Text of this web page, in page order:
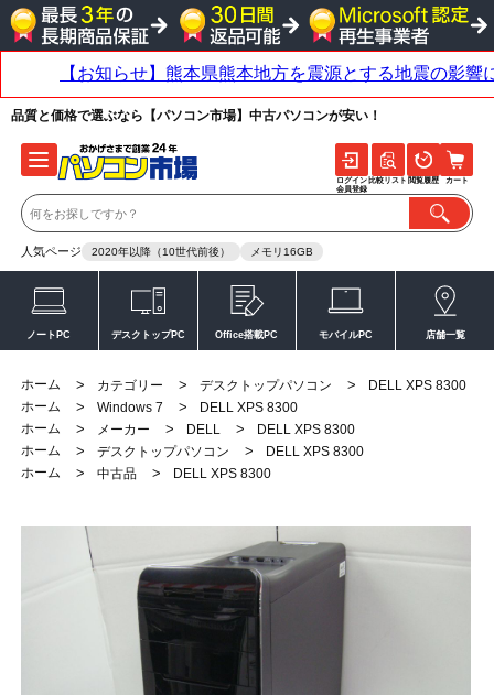
品質と価格で選ぶなら【パソコン市場】中古パソコンが安い！
人気ページ 2020年以降（10世代前後） メモリ16GB
ログイン
会員登録
比較リスト 閲覧履歴 カート
ノートPC デスクトップPC Office搭載PC モバイルPC 店舗一覧
ホーム > カテゴリー > デスクトップパソコン >
DELL XPS 8300
ホーム
> Windows 7 >
DELL XPS 8300
ホーム
> メーカー > DELL >
DELL XPS 8300
ホーム
> デスクトップパソコン >
DELL XPS 8300
ホーム
> 中古品 > DELL XPS 8300